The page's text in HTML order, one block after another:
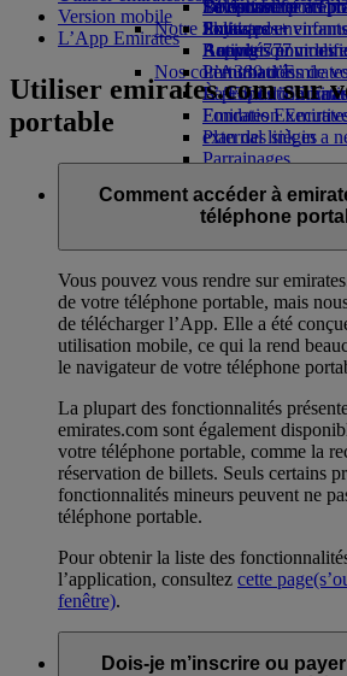
Boissons
Notre flotte
Boeing 777
L’A380
L’A350
Emirates
Plan des sièges
Divertissements
Jouets pour enfants
Activités pour les
La durabilité en
Politique
Rapports
Nos communautés
La Fondation
Fondation
external link in a
Parrainages
Se connecter à
Skywards+
Téléphone
Emirates
Annuler ou
Perturbations de
À propos
Version mobile
L’App Emirates
Utiliser emirates.com sur
portable
Comment accéder à
téléphone
Vous pouvez vous rendre sur
de votre téléphone portable, mais
de télécharger l’App. Elle a été
utilisation mobile, ce qui la rend
le navigateur de votre téléphone
La plupart des fonctionnalités
emirates.com sont également
votre téléphone portable, comme la
réservation de billets. Seuls certains
fonctionnalités mineurs peuvent ne
téléphone portable.
Pour obtenir la liste des
l’application, consultez cette page
fenêtre).
Dois-je m’inscrire ou